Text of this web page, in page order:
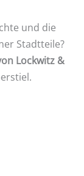
und die
Stadtteile?
Lockwitz &